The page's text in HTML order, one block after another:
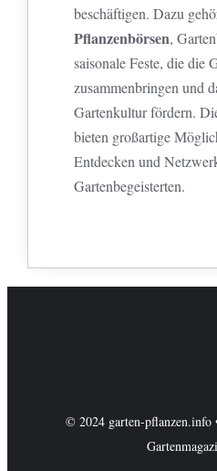
beschäftigen. Dazu
Pflanzenbörsen,
saisonale Feste, die die
zusammenbringen und
Gartenkultur fördern.
bieten großartige
Entdecken und
Gartenbegeisterten.
© 2024 garten-pflanzen.info